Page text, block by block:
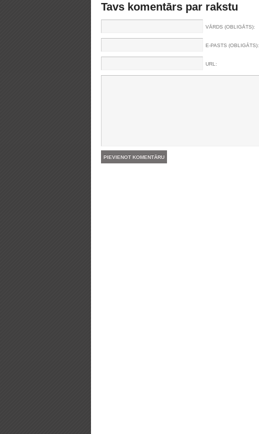
Tavs komentārs par rakstu
VĀRDS (OBLIGĀTS):
E-PASTS (OBLIGĀTS):
URL: